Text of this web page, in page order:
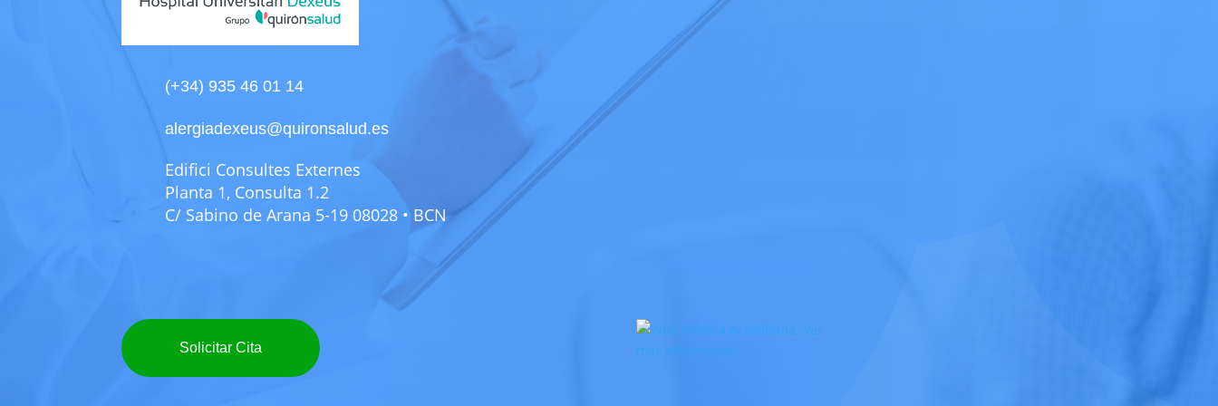
(+34) 935 46 01 14
alergiadexeus@quironsalud.es
Edifici Consultes Externes
Planta 1, Consulta 1.2
C/ Sabino de Arana 5-19 08028 • BCN
Solicitar Cita